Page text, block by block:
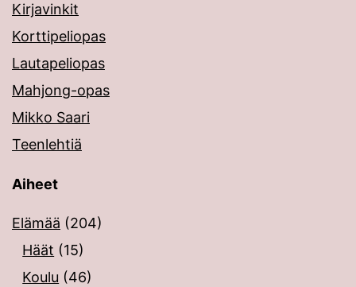
Kirjavinkit
Korttipeliopas
Lautapeliopas
Mahjong-opas
Mikko Saari
Teenlehtiä
Aiheet
Elämää (204)
Häät (15)
Koulu (46)